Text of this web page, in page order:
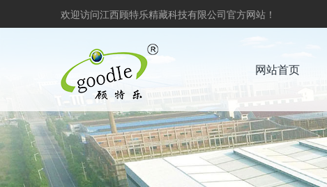
欢迎访问江西顾特乐精藏科技有限公司官方网站！
网站首页